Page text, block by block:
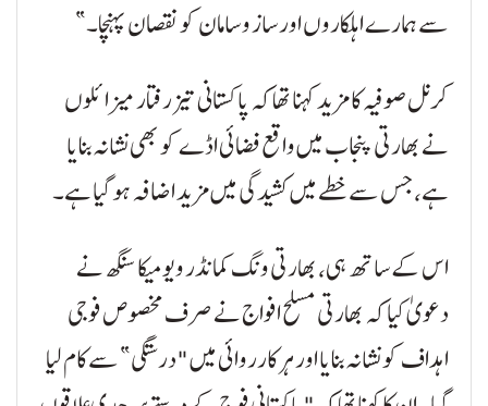
سے ہمارے اہلکاروں اور ساز و سامان کو نقصان پہنچا۔”
کرنل صوفیہ کا مزید کہنا تھا کہ پاکستانی تیز رفتار میزائلوں
نے بھارتی پنجاب میں واقع فضائی اڈے کو بھی نشانہ بنایا
ہے، جس سے خطے میں کشیدگی میں مزید اضافہ ہو گیا ہے۔
اس کے ساتھ ہی، بھارتی ونگ کمانڈر ویومیکا سنگھ نے
دعویٰ کیا کہ بھارتی مسلح افواج نے صرف مخصوص فوجی
اہداف کو نشانہ بنایا اور ہر کارروائی میں "درستگی” سے کام لیا